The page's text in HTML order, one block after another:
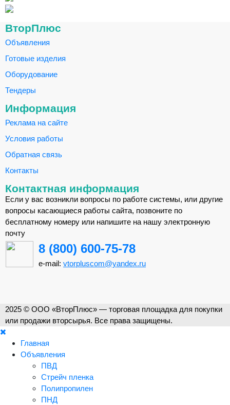
ВторПлюс
Объявления
Готовые изделия
Оборудование
Тендеры
Информация
Реклама на сайте
Условия работы
Обратная связь
Контакты
Контактная информация
Если у вас возникли вопросы по работе системы, или другие
вопросы касающиеся работы сайта, позвоните по
бесплатному номеру или напишите на нашу электронную
почту
8 (800) 600-75-78
e-mail: vtorpluscom@yandex.ru
2025 © ООО «ВторПлюс» — торговая площадка для покупки
или продажи вторсырья. Все права защищены.
Главная
Объявления
ПВД
Стрейч пленка
Полипропилен
ПНД